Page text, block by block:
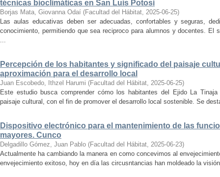
técnicas bioclimáticas en San Luis Potosí
Borjas Mata, Giovanna Odaí (Facultad del Hábitat, 2025-06-25)
Las aulas educativas deben ser adecuadas, confortables y seguras,
conocimiento, permitiendo que sea reciproco para alumnos y docentes. El
...
Percepción de los habitantes y significado del paisaje
aproximación para el desarrollo local
Juan Escobedo, Ithzel Harumi (Facultad del Hábitat, 2025-06-25)
Este estudio busca comprender cómo los habitantes del Ejido La
paisaje cultural, con el fin de promover el desarrollo local sostenible. Se
Dispositivo electrónico para el mantenimiento de las
mayores. Cunco
Delgadillo Gómez, Juan Pablo (Facultad del Hábitat, 2025-06-23)
Actualmente ha cambiando la manera en como concevimos al
envejecimiento exitoso, hoy en día las circusntancias han moldeado la